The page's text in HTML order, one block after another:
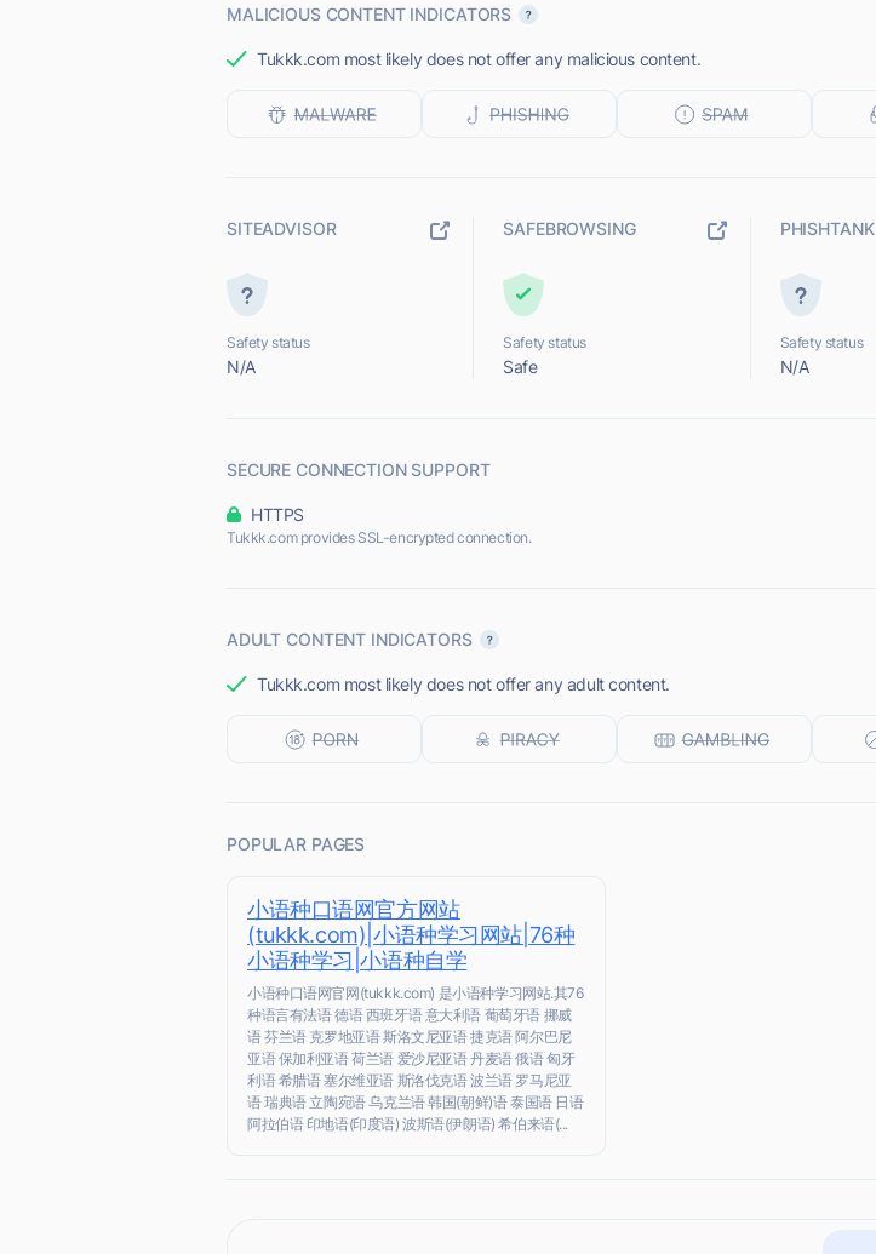
MALICIOUS CONTENT INDICATORS
Tukkk.com most likely does not offer any malicious content.
SITEADVISOR
Safety status
N/A
SAFEBROWSING
Safety status
Safe
PHISHTANK
Safety status
N/A
SECURE CONNECTION SUPPORT
HTTPS
Tukkk.com provides SSL-encrypted connection.
ADULT CONTENT INDICATORS
Tukkk.com most likely does not offer any adult content.
POPULAR PAGES
小语种口语网官方网站
(tukkk.com)|小语种学习网站|76种
小语种学习|小语种自学
小语种口语网官网(tukkk.com) 是小语种学习网站.其76
种语言有法语 德语 西班牙语 意大利语 葡萄牙语 挪威
语 芬兰语 克罗地亚语 斯洛文尼亚语 捷克语 阿尔巴尼
亚语 保加利亚语 荷兰语 爱沙尼亚语 丹麦语 俄语 匈牙
利语 希腊语 塞尔维亚语 斯洛伐克语 波兰语 罗马尼亚
语 瑞典语 立陶宛语 乌克兰语 韩国(朝鲜)语 泰国语 日语
阿拉伯语 印地语(印度语) 波斯语(伊朗语) 希伯来语(...